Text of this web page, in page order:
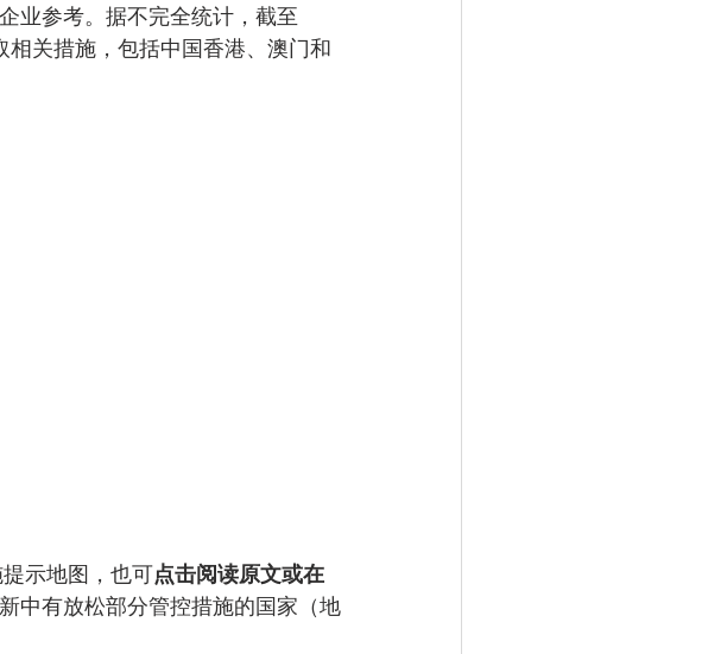
业参考。据不完全统计，截至
关措施，包括中国香港、澳门和
示地图，也可点击阅读原文或在
中有放松部分管控措施的国家（地